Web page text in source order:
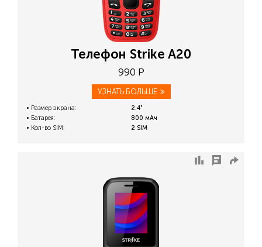
Телефон Strike A20
990 Р
УЗНАТЬ БОЛЬШЕ
Размер экрана:
2.4"
Батарея:
800 мАч
Кол-во SIM:
2 SIM